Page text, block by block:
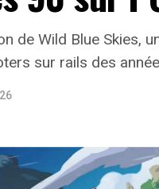
de Wild Blue Skies,
sur rails des